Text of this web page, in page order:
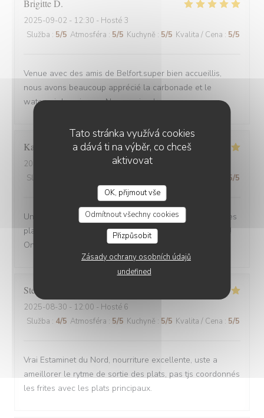
Tato stránka využívá cookies
a dává ti na výběr, co chceš
aktivovat
OK, přijmout vše
Odmítnout všechny cookies
Přizpůsobit
Zásady ochrany osobních údajů
undefined
BrigitteD
2025-09-02 - 12:30 - Hosté 3
Služba : 5/5 Atmosféra : 5/5 Kuchyně : 5/5 Kvalita / Cena : 5/5
Venue avec des amis de Belfort.super bien accueillis,
nous avons beaucoup apprécié la carbonade et le
waterzoi de poissons Nous reviendrons
Karine
2025-08-30
- 21:15 - Hosté 4
Služba
5/5
Une adresse a absolument découvrir ! Une ambiance,des
plats tous délicieux,un personnel attentionné et réactif !!
On reviendra....
Stefano
2025-08-30 - 12:00 - Hosté 6
Služba : 4/5 Atmosféra : 5/5 Kuchyně : 5/5 Kvalita / Cena : 5/5
Vrai Estaminet du Nord, nourriture excellente, uste a
ameillorer le rytme de sortie des plats, pas tjs coordonnés
les frites avec les plats principaux.